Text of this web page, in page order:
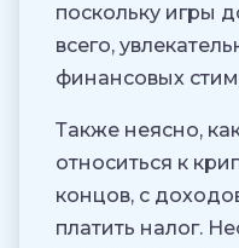
поскольку игры
всего,
финансовых
Также неясно,
относиться к
концов, с
платить налог.